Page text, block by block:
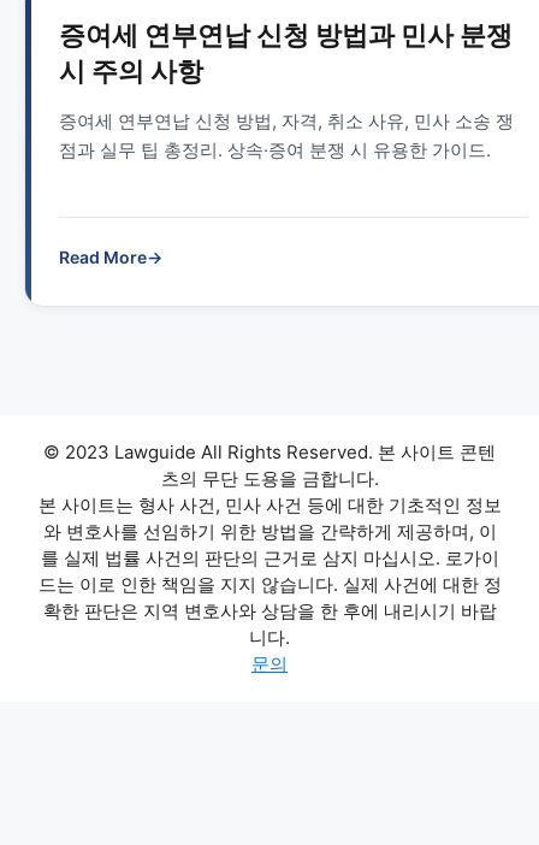
증여세 연부연납 신청 방법과 민사 분쟁
시 주의 사항
증여세 연부연납 신청 방법, 자격, 취소 사유, 민사 소송 쟁
점과 실무 팁 총정리. 상속·증여 분쟁 시 유용한 가이드.
Read More→
© 2023 Lawguide All Rights Reserved. 본 사이트 콘텐
츠의 무단 도용을 금합니다.
본 사이트는 형사 사건, 민사 사건 등에 대한 기초적인 정보
와 변호사를 선임하기 위한 방법을 간략하게 제공하며, 이
를 실제 법률 사건의 판단의 근거로 삼지 마십시오. 로가이
드는 이로 인한 책임을 지지 않습니다. 실제 사건에 대한 정
확한 판단은 지역 변호사와 상담을 한 후에 내리시기 바랍
니다.
문의